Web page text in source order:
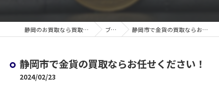
静岡のお買取なら買取大吉 新静岡店 ブログ 静岡市で金貨の買取ならお任せください！
静岡市で金貨の買取ならお任せください！
2024/02/23